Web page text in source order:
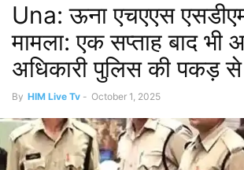
Una: ऊना एचएएस
मामला: एक सप्ताह बाद भी
अधिकारी पुलिस की पकड़ से
By HIM Live Tv - October 1, 2025